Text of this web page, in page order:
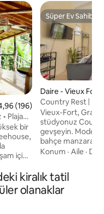
arasında
ortalama 4,96
(196)
Plaja
bir
için
Süper Ev Sahibi
Süper Ev Sahibi
Daire - Vieux Fort
Country Rest |
dakika
Vieux-Fort,
stüdyonuz
gevşeyin. Modern
bahçe
deneyimleyin. * Uzaktan üretkenlik için
kahve istasyonu
mutfak * Yemyeşil
Konum ·Aile ·
kiralık tatil
olanaklar